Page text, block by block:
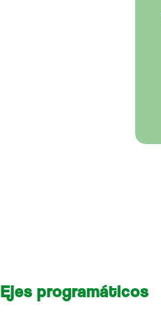
Ejes programáticos